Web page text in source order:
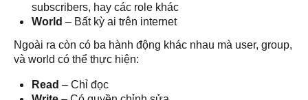
subscribers, hay các role khác
World – Bất kỳ ai trên internet
Ngoài ra còn có ba hành động khác nhau mà user, group,
và world có thể thực hiện:
Read – Chỉ đọc